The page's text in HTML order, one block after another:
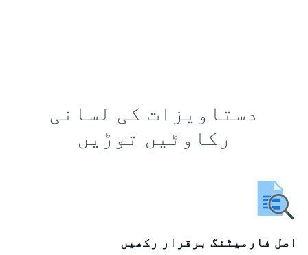
دستاویزات کی لسانی
رکاوٹیں توڑیں
اصل فارمیٹنگ برقرار رکھیں